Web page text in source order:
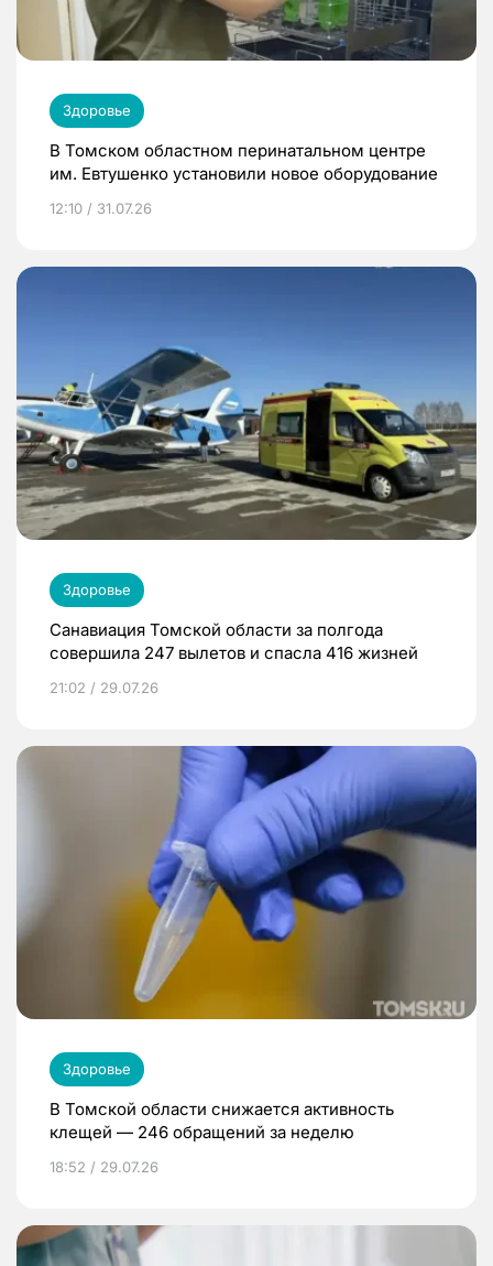
Здоровье
В Томском областном перинатальном центре
им. Евтушенко установили новое оборудование
12:10 / 31.07.26
Здоровье
Санавиация Томской области за полгода
совершила 247 вылетов и спасла 416 жизней
21:02 / 29.07.26
Здоровье
В Томской области снижается активность
клещей — 246 обращений за неделю
18:52 / 29.07.26